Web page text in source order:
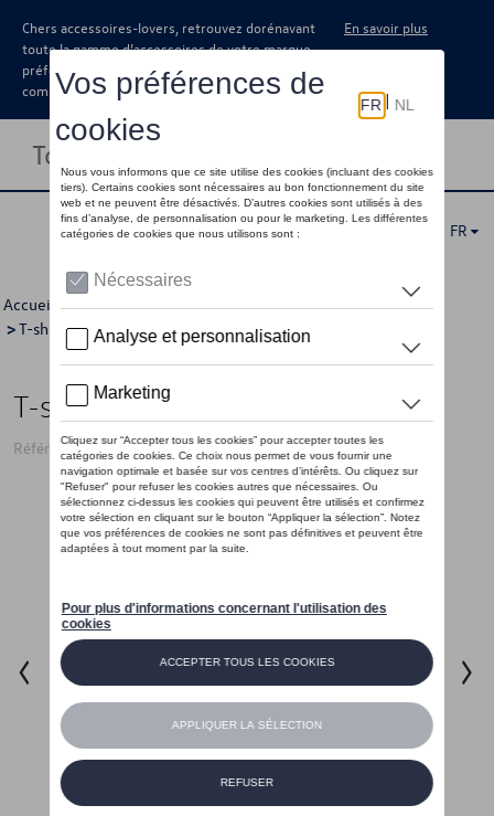
Chers accessoires-lovers, retrouvez dorénavant
toute la gamme d’accessoires de votre marque
préférée sous forme de catalogue à
commander auprès de votre concessionaire.
En savoir plus
Toggle navigation
FR
Accueil >Pour vous >T-Roc Collection >Vêtements
>T-shirts/polo's >Femmes > Détail
T-shirt VW T-Roc, gris - 110/116
Référence: 2GV084220A 8XP